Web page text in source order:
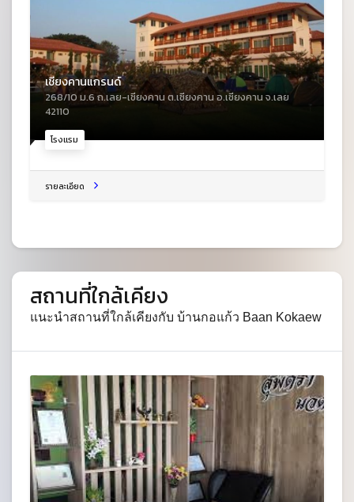
โรงแรม
เชียงคานแกรนด์
268/10 ม.6 ถ.เลย-เชียงคาน ต.เชียงคาน อ.เชียงคาน จ.เลย
42110
รายละเอียด
สถานที่ใกล้เคียง
แนะนำสถานที่ใกล้เคียงกับ บ้านกอแก้ว Baan Kokaew